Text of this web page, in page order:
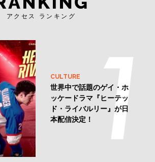
アクセス ランキング
CULTURE
世界中で話題のゲイ・ホ
ッケードラマ『ヒーテッ
ド・ライバルリー』が日
本配信決定！